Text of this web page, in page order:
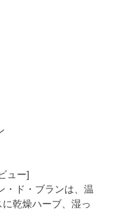
ュー]
・ド・ブランは、温
乾燥ハーブ、湿っ